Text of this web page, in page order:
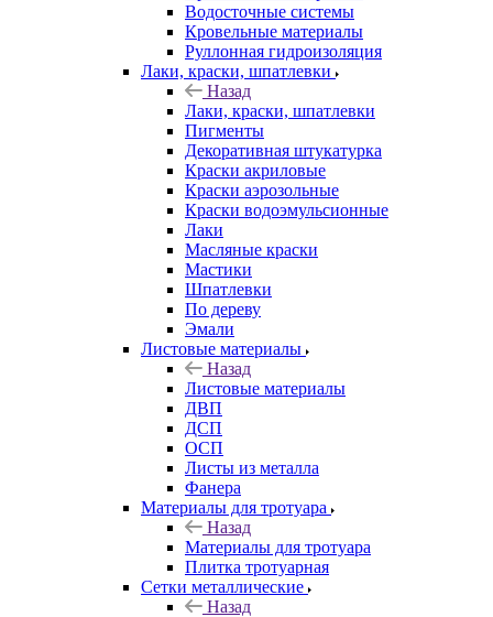
Водосточные системы
Кровельные материалы
Руллонная гидроизоляция
Лаки, краски, шпатлевки
Назад
Лаки, краски, шпатлевки
Пигменты
Декоративная штукатурка
Краски акриловые
Краски аэрозольные
Краски водоэмульсионные
Лаки
Масляные краски
Мастики
Шпатлевки
По дереву
Эмали
Листовые материалы
Назад
Листовые материалы
ДВП
ДСП
ОСП
Листы из металла
Фанера
Материалы для тротуара
Назад
Материалы для тротуара
Плитка тротуарная
Сетки металлические
Назад